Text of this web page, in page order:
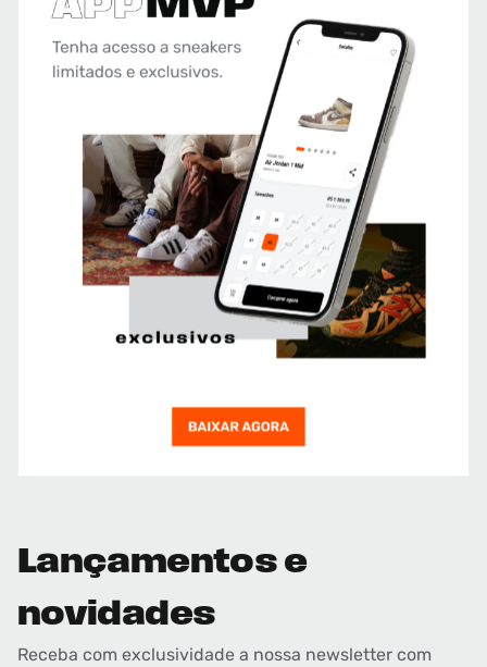
Lançamentos e
novidades
Receba com exclusividade a nossa newsletter com